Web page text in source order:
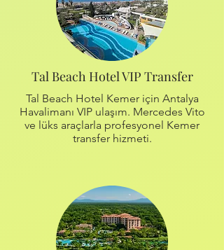
Tal Beach Hotel VIP Transfer
Tal Beach Hotel Kemer için Antalya
Havalimanı VIP ulaşım. Mercedes Vito
ve lüks araçlarla profesyonel Kemer
transfer hizmeti.